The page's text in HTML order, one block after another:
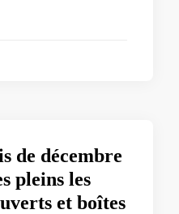
de décembre
pleins les
et boîtes